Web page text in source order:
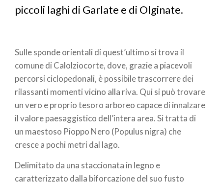
piccoli laghi di Garlate e di Olginate.
Sulle sponde orientali di quest’ultimo si trova il
comune di Calolziocorte, dove, grazie a piacevoli
percorsi ciclopedonali, è possibile trascorrere dei
rilassanti momenti vicino alla riva. Qui si può trovare
un vero e proprio tesoro arboreo capace di innalzare
il valore paesaggistico dell’intera area. Si tratta di
un maestoso Pioppo Nero (Populus nigra) che
cresce a pochi metri dal lago.
Delimitato da una staccionata in legno e
caratterizzato dalla biforcazione del suo fusto